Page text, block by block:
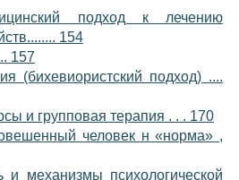
подход к лечению
154
157
(бихевиористский подход) ....
и групповая терапия . . . 170
человек н «норма» ,
механизмы психологической